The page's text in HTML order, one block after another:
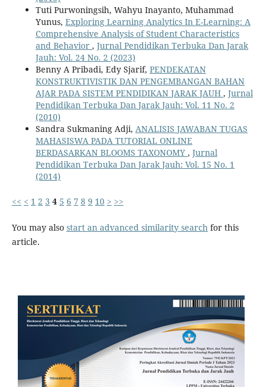
Tuti Purwoningsih, Wahyu Inayanto, Muhammad
Yunus, Exploring Learning Analytics In E-Learning: A
Comprehensive Analysis of Student Characteristics
and Behavior , Jurnal Pendidikan Terbuka Dan Jarak
Jauh: Vol. 24 No. 2 (2023)
Benny A Pribadi, Edy Sjarif, PENDEKATAN
KONSTRUKTIVISTIK DAN PENGEMBANGAN BAHAN
AJAR PADA SISTEM PENDIDIKAN JARAK JAUH , Jurnal
Pendidikan Terbuka Dan Jarak Jauh: Vol. 11 No. 2
(2010)
Sandra Sukmaning Adji, ANALISIS JAWABAN TUGAS
MAHASISWA PADA TUTORIAL ONLINE
BERDASARKAN BLOOMS TAXONOMY , Jurnal
Pendidikan Terbuka Dan Jarak Jauh: Vol. 15 No. 1
(2014)
<< < 1 2 3 4 5 6 7 8 9 10 > >>
You may also start an advanced similarity search for this
article.